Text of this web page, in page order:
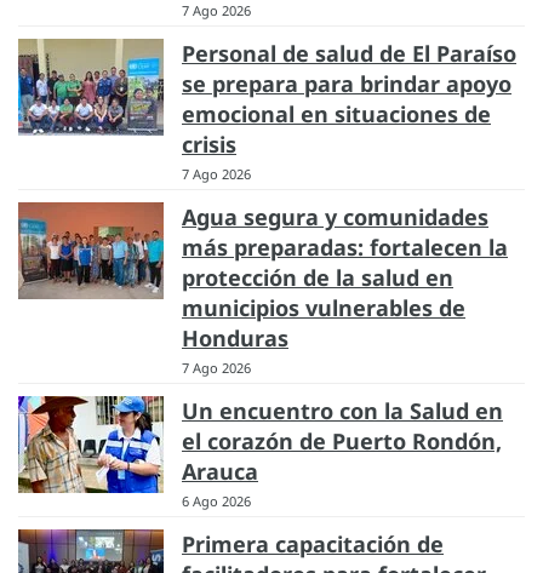
7 Ago 2026
Personal de salud de El Paraíso
se prepara para brindar apoyo
emocional en situaciones de
crisis
7 Ago 2026
Agua segura y comunidades
más preparadas: fortalecen la
protección de la salud en
municipios vulnerables de
Honduras
7 Ago 2026
Un encuentro con la Salud en
el corazón de Puerto Rondón,
Arauca
6 Ago 2026
Primera capacitación de